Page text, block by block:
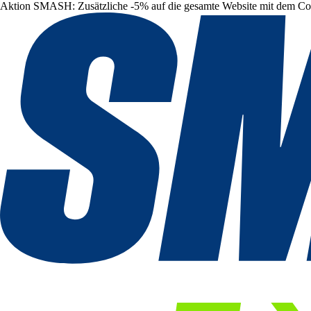
Aktion SMASH: Zusätzliche -5% auf die gesamte Website mit dem